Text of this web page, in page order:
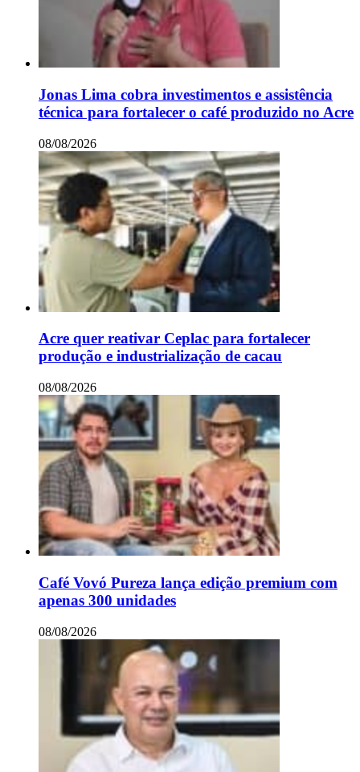
Jonas Lima cobra investimentos e assistência
técnica para fortalecer o café produzido no Acre
08/08/2026
Acre quer reativar Ceplac para fortalecer
produção e industrialização de cacau
08/08/2026
Café Vovó Pureza lança edição premium com
apenas 300 unidades
08/08/2026